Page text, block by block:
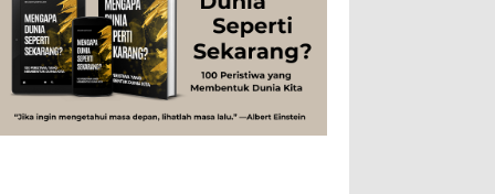
Studi
Teknologi Tips
Tokoh
Tubuh Manusia
Umum
Rahasia Togel yang Tidak Dipahami
Pemain Togel
Ilustrasi/zdnet.com Ini adalah catatan
penutup untuk dua catatan saya